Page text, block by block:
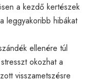
a kezdő kertészek
leggyakoribb hibákat
ellenére túl
okozhat a
visszametszésre